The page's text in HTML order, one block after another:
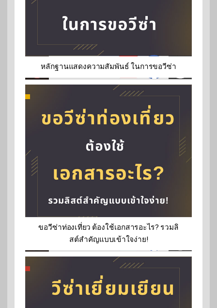
หลักฐานแสดงความสัมพันธ์ ในการขอวีซ่า
ขอวีซ่าท่องเที่ยว ต้องใช้เอกสารอะไร? รวมลิ
สต์สำคัญแบบเข้าใจง่าย!